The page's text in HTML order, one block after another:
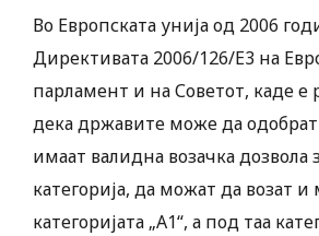
Во Европската унија од 2006
Директивата 2006/126/Е3 на
парламент и на Советот, каде е
дека државите може да
имаат валидна возачка дозвола
категорија, да можат да возат
категоријата „А1“, а под таа